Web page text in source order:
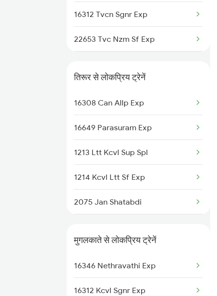
Moodalkatte to Mavalli Trains
Moodalkatte to Ankola Trains
16312 Tvcn Sgnr Exp
22653 Tvc Nzm Sf Exp
तिरूर से लोकप्रिय ट्रेनें
16308 Can Allp Exp
16649 Parasuram Exp
1213 Ltt Kcvl Sup Spl
1214 Kcvl Ltt Sf Exp
2075 Jan Shatabdi
2082 Jan Shatabdi
मुगलकाते से लोकप्रिय ट्रेनें
16346 Nethravathi Exp
16312 Kcvl Sgnr Exp